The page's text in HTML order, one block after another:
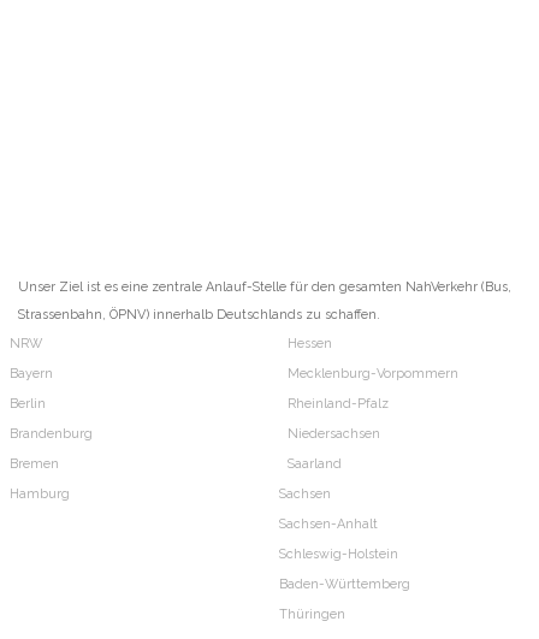
Unser Ziel ist es eine zentrale Anlauf-Stelle für den gesamten NahVerkehr (Bus,
Strassenbahn, ÖPNV) innerhalb Deutschlands zu schaffen.
NRW
Bayern
Berlin
Brandenburg
Bremen
Hamburg
Hessen
Mecklenburg-Vorpommern
Rheinland-Pfalz
Niedersachsen
Saarland
Sachsen
Sachsen-Anhalt
Schleswig-Holstein
Baden-Württemberg
Thüringen